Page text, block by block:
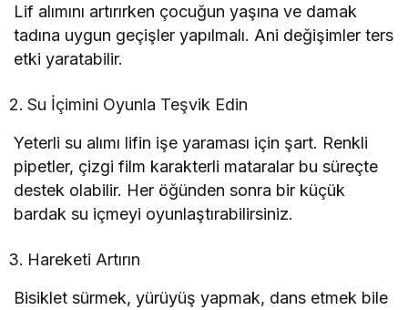
Lif alımını artırırken çocuğun yaşına ve damak
tadına uygun geçişler yapılmalı. Ani değişimler ters
etki yaratabilir.
Su İçimini Oyunla Teşvik Edin
Yeterli su alımı lifin işe yaraması için şart. Renkli
pipetler, çizgi film karakterli mataralar bu süreçte
destek olabilir. Her öğünden sonra bir küçük
bardak su içmeyi oyunlaştırabilirsiniz.
Hareketi Artırın
Bisiklet sürmek, yürüyüş yapmak, dans etmek bile